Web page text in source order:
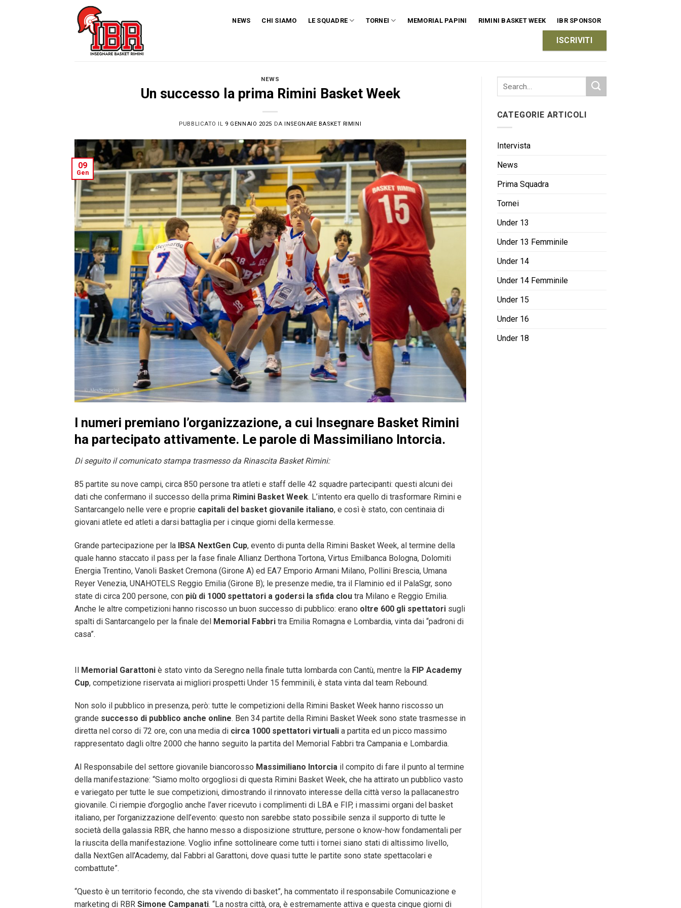
NEWS CHI SIAMO LE SQUADRE TORNEI MEMORIAL PAPINI RIMINI BASKET WEEK IBR SPONSOR
ISCRIVITI
NEWS
Un successo la prima Rimini Basket Week
PUBBLICATO IL 9 GENNAIO 2025 DAINSEGNARE BASKET RIMINI
09
Gen
I numeri premiano l’organizzazione, a cui Insegnare Basket Rimini
ha partecipato attivamente. Le parole di Massimiliano Intorcia.
Di seguito il comunicato stampa trasmesso da Rinascita Basket Rimini:
85 partite su nove campi, circa 850 persone tra atleti e staff delle 42 squadre partecipanti: questi alcuni dei
dati che confermano il successo della prima Rimini Basket Week. L’intento era quello di trasformare Rimini e
Santarcangelo nelle vere e proprie capitali del basket giovanile italiano, e così è stato, con centinaia di
giovani atlete ed atleti a darsi battaglia per i cinque giorni della kermesse.
Grande partecipazione per la IBSA NextGen Cup, evento di punta della Rimini Basket Week, al termine della
quale hanno staccato il pass per la fase finale Allianz Derthona Tortona, Virtus Emilbanca Bologna, Dolomiti
Energia Trentino, Vanoli Basket Cremona (Girone A) ed EA7 Emporio Armani Milano, Pollini Brescia, Umana
Reyer Venezia, UNAHOTELS Reggio Emilia (Girone B); le presenze medie, tra il Flaminio ed il PalaSgr, sono
state di circa 200 persone, con più di 1000 spettatori a godersi la sfida clou tra Milano e Reggio Emilia.
Anche le altre competizioni hanno riscosso un buon successo di pubblico: erano oltre 600 gli spettatori sugli
spalti di Santarcangelo per la finale del Memorial Fabbri tra Emilia Romagna e Lombardia, vinta dai “padroni di
casa”.
Il Memorial Garattoni è stato vinto da Seregno nella finale tutta lombarda con Cantù, mentre la FIP Academy
Cup, competizione riservata ai migliori prospetti Under 15 femminili, è stata vinta dal team Rebound.
Non solo il pubblico in presenza, però: tutte le competizioni della Rimini Basket Week hanno riscosso un
grande successo di pubblico anche online. Ben 34 partite della Rimini Basket Week sono state trasmesse in
diretta nel corso di 72 ore, con una media di circa 1000 spettatori virtuali a partita ed un picco massimo
rappresentato dagli oltre 2000 che hanno seguito la partita del Memorial Fabbri tra Campania e Lombardia.
Al Responsabile del settore giovanile biancorosso Massimiliano Intorcia il compito di fare il punto al termine
della manifestazione: “Siamo molto orgogliosi di questa Rimini Basket Week, che ha attirato un pubblico vasto
e variegato per tutte le sue competizioni, dimostrando il rinnovato interesse della città verso la pallacanestro
giovanile. Ci riempie d’orgoglio anche l’aver ricevuto i complimenti di LBA e FIP, i massimi organi del basket
italiano, per l’organizzazione dell’evento: questo non sarebbe stato possibile senza il supporto di tutte le
società della galassia RBR, che hanno messo a disposizione strutture, persone o know-how fondamentali per
la riuscita della manifestazione. Voglio infine sottolineare come tutti i tornei siano stati di altissimo livello,
dalla NextGen all’Academy, dal Fabbri al Garattoni, dove quasi tutte le partite sono state spettacolari e
combattute”.
“Questo è un territorio fecondo, che sta vivendo di basket”, ha commentato il responsabile Comunicazione e
marketing di RBR Simone Campanati. “La nostra città, ora, è estremamente attiva e questa cinque giorni di
CATEGORIE ARTICOLI
Intervista
News
Prima Squadra
Tornei
Under 13
Under 13 Femminile
Under 14
Under 14 Femminile
Under 15
Under 16
Under 18